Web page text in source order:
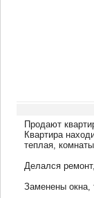
Продают
Квартира
теплая,
Делался
Заменены окна,